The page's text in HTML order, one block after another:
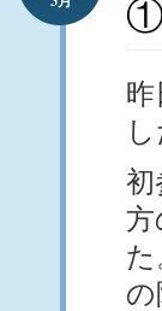
①
し
初
方